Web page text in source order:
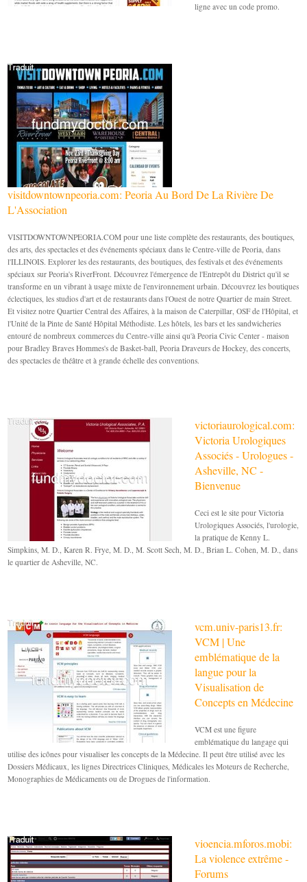
ligne avec un code promo.
visitdowntownpeoria.com: Peoria Au Bord De La Rivière De
L'Association
VISITDOWNTOWNPEORIA.COM pour une liste complète des restaurants, des boutiques,
des arts, des spectacles et des événements spéciaux dans le Centre-ville de Peoria, dans
l'ILLINOIS. Explorer les des restaurants, des boutiques, des festivals et des événements
spéciaux sur Peoria's RiverFront. Découvrez l'émergence de l'Entrepôt du District qu'il se
transforme en un vibrant à usage mixte de l'environnement urbain. Découvrez les boutiques
éclectiques, les studios d'art et de restaurants dans l'Ouest de notre Quartier de main Street.
Et visitez notre Quartier Central des Affaires, à la maison de Caterpillar, OSF de l'Hôpital, et
l'Unité de la Pinte de Santé Hôpital Méthodiste. Les hôtels, les bars et les sandwicheries
entouré de nombreux commerces du Centre-ville ainsi qu'à Peoria Civic Center - maison
pour Bradley Braves Hommes's de Basket-ball, Peoria Draveurs de Hockey, des concerts,
des spectacles de théâtre et à grande échelle des conventions.
victoriaurological.com:
Victoria Urologiques
Associés - Urologues -
Asheville, NC -
Bienvenue
Ceci est le site pour Victoria
Urologiques Associés, l'urologie,
la pratique de Kenny L.
Simpkins, M. D., Karen R. Frye, M. D., M. Scott Sech, M. D., Brian L. Cohen, M. D., dans
le quartier de Asheville, NC.
vcm.univ-paris13.fr:
VCM | Une
emblématique de la
langue pour la
Visualisation de
Concepts en Médecine
VCM est une figure
emblématique du langage qui
utilise des icônes pour visualiser les concepts de la Médecine. Il peut être utilisé avec les
Dossiers Médicaux, les lignes Directrices Cliniques, Médicales les Moteurs de Recherche,
Monographies de Médicaments ou de Drogues de l'information.
vioencia.mforos.mobi:
La violence extrême -
Forums